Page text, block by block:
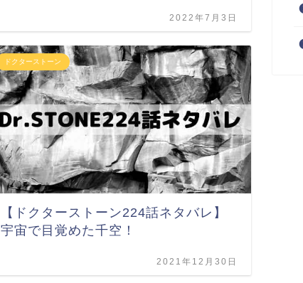
2022年7月3日
ドクターストーン
【ドクターストーン224話ネタバレ】
宇宙で目覚めた千空！
2021年12月30日